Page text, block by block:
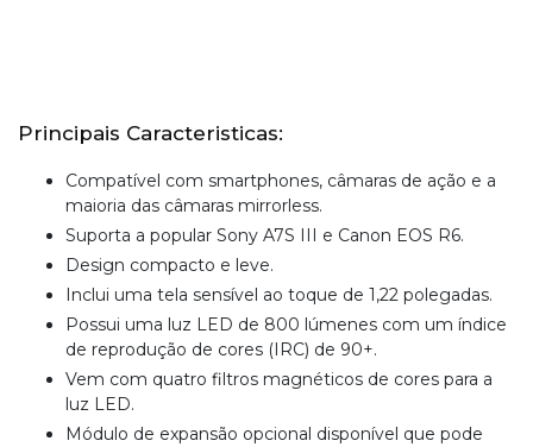
Principais Caracteristicas:
Compatível com smartphones, câmaras de ação e a
maioria das câmaras mirrorless.
Suporta a popular Sony A7S III e Canon EOS R6.
Design compacto e leve.
Inclui uma tela sensível ao toque de 1,22 polegadas.
Possui uma luz LED de 800 lúmenes com um índice
de reprodução de cores (IRC) de 90+.
Vem com quatro filtros magnéticos de cores para a
luz LED.
Módulo de expansão opcional disponível que pode